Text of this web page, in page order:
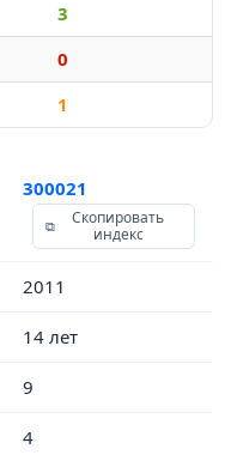
3
0
1
300021
Скопировать
индекс
2011
14 лет
9
4